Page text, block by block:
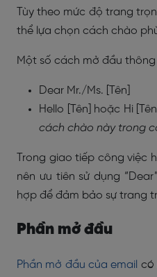
Tùy theo mức độ trang
thể lựa chọn cách chào
Một số cách mở đầu
Dear Mr./Ms. [Tên]
Hello [Tên] hoặc Hi [Tên]
cách chào này trong
Trong giao tiếp công việc
nên ưu tiên sử dụng
hợp để đảm bảo sự trang
Phần mở đầu
Phần mở đầu của email có